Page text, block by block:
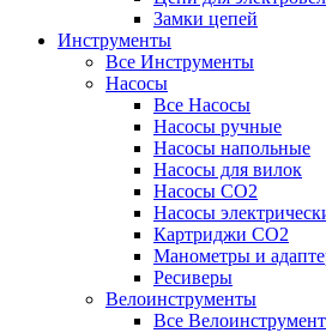
Замки цепей
Инструменты
Все Инструменты
Насосы
Все Насосы
Насосы ручные
Насосы напольные
Насосы для вилок
Насосы CO2
Насосы
Картриджи CO2
Манометры и
Ресиверы
Велоинструменты
Все